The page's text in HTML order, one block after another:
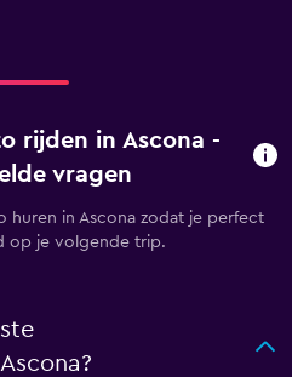
rijden in Ascona -
vragen
huren in Ascona zodat je perfect
op je volgende trip.